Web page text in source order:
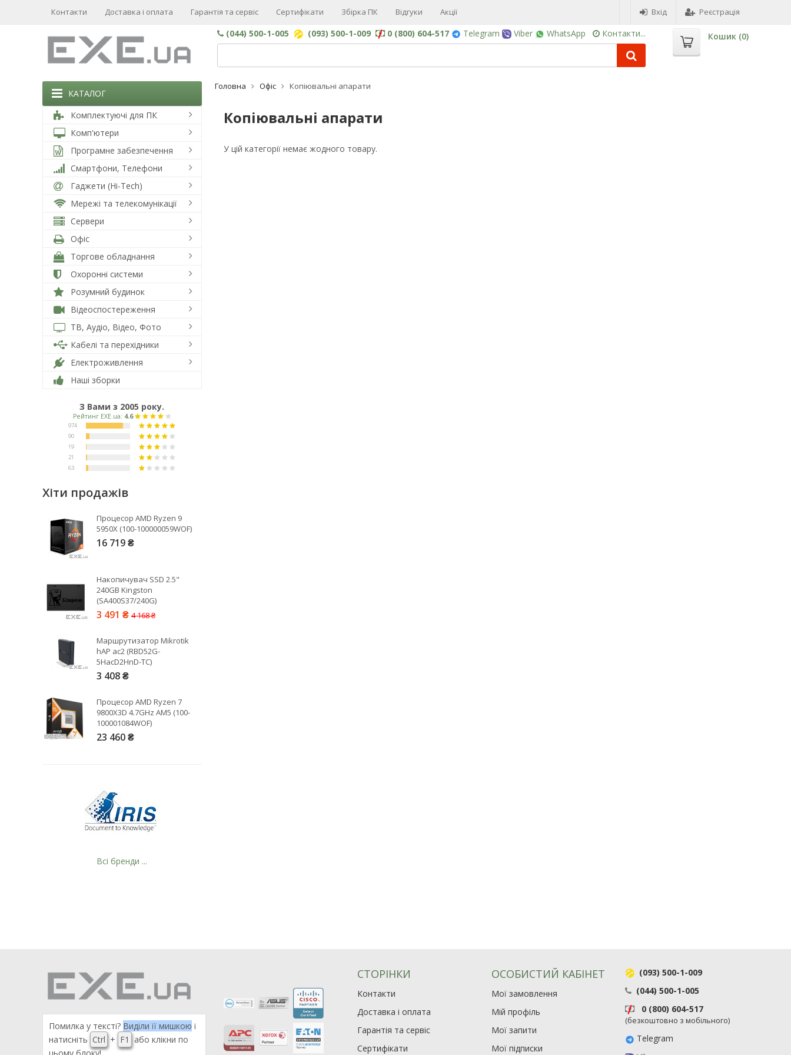
Контакти Доставка і оплата Гарантія та сервіс Сертифікати Збірка ПК Відгуки Акції Вхід Реєстрація
(044) 500-1-005 (093) 500-1-009 0 (800) 604-517 Telegram Viber WhatsApp Контакти... Кошик (0)
Головна Офіс Копіювальні апарати
Копіювальні апарати
У цій категорії немає жодного товару.
КАТАЛОГ
Комплектуючі для ПК
Комп'ютери
Програмне забезпечення
Смартфони, Телефони
Гаджети (Hi-Tech)
Мережі та телекомунікації
Сервери
Офіс
Торгове обладнання
Охоронні системи
Розумний будинок
Відеоспостереження
ТВ, Аудіо, Відео, Фото
Кабелі та перехідники
Електроживлення
Наші зборки
З Вами з 2005 року.
90
19
21
Хіти продажів
Процесор AMD Ryzen 9
5950X (100-100000059WOF)
16 719 ₴
Накопичувач SSD 2.5"
240GB Kingston
(SA400S37/240G)
3 491 ₴ 4 168 ₴
Маршрутизатор Mikrotik
hAP ac2 (RBD52G-
5HacD2HnD-TC)
3 408 ₴
Процесор AMD Ryzen 7
9800X3D 4.7GHz AM5 (100-
100001084WOF)
23 460 ₴
Всі бренди ...
Помилка у тексті? Виділи її мишкою і
натисніть Ctrl + F1
або клікни по
СТОРІНКИ
Контакти
Доставка і оплата
Гарантія та сервіс
Сертифікати
ОСОБИСТИЙ КАБІНЕТ
Мої замовлення
Мій профіль
Мої запити
Мої підписки
(093) 500-1-009
(044) 500-1-005
0 (800) 604-517
(безкоштовно з мобільного)
Telegram